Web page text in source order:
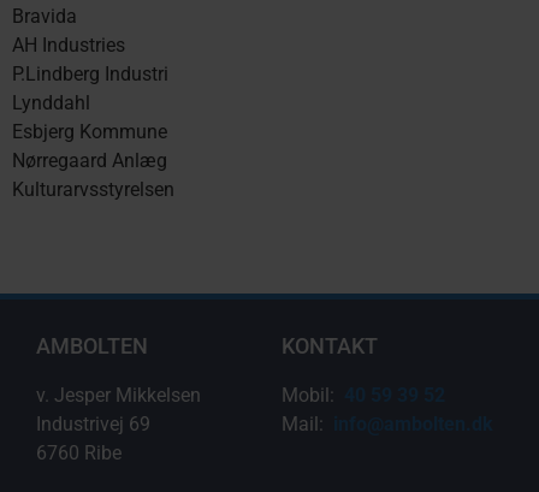
Bravida
AH Industries
P.Lindberg Industri
Lynddahl
Esbjerg Kommune
Nørregaard Anlæg
Kulturarvsstyrelsen
AMBOLTEN
v. Jesper Mikkelsen
Industrivej 69
6760 Ribe
KONTAKT
Mobil:
Mail: